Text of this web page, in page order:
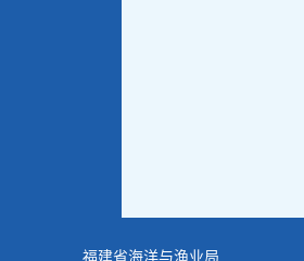
福建省海洋与渔业局